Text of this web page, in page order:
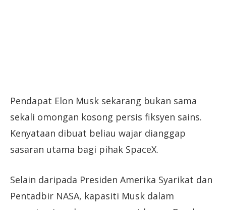
Pendapat Elon Musk sekarang bukan sama
sekali omongan kosong persis fiksyen sains.
Kenyataan dibuat beliau wajar dianggap
sasaran utama bagi pihak SpaceX.
Selain daripada Presiden Amerika Syarikat dan
Pentadbir NASA, kapasiti Musk dalam